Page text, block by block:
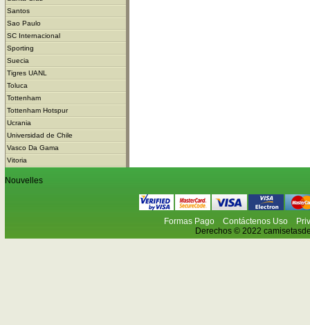
Santos
Sao Paulo
SC Internacional
Sporting
Suecia
Tigres UANL
Toluca
Tottenham
Tottenham Hotspur
Ucrania
Universidad de Chile
Vasco Da Gama
Vitoria
Nouvelles
Formas Pago Contáctenos Uso
Derechos © 2022